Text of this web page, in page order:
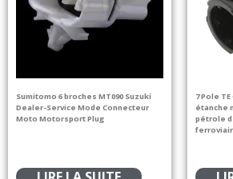
Sumitomo 6 broches MT090 Suzuki
Dealer-Service Mode Connecteur
Moto Motorsport Plug
7 Pole
étanche
pétrole